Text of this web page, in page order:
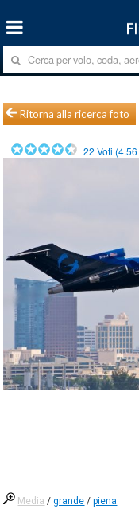
Ritorna alla ricerca foto
22 Voti (4.56
Media /grande /piena